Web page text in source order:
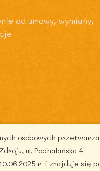
od umowy, wymiany,
© 2026
osobowych
ul. Podhalańska 4.
r. i znajduje się